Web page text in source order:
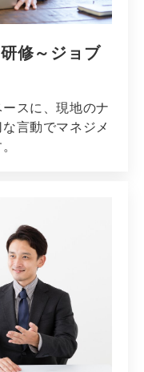
修～ジョブ
スに、現地のナ
言動でマネジメ